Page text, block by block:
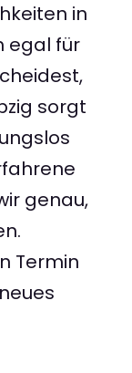
in
egal für
sorgt
genau,
Termin